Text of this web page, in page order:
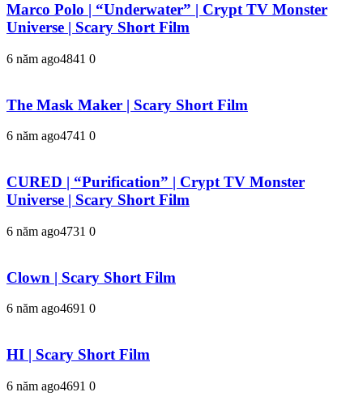
Marco Polo | “Underwater” | Crypt TV Monster
Universe | Scary Short Film
6 năm ago4841 0
The Mask Maker | Scary Short Film
6 năm ago4741 0
CURED | “Purification” | Crypt TV Monster
Universe | Scary Short Film
6 năm ago4731 0
Clown | Scary Short Film
6 năm ago4691 0
HI | Scary Short Film
6 năm ago4691 0